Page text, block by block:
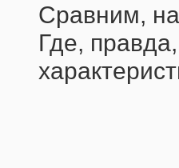
Сравним,
Где,